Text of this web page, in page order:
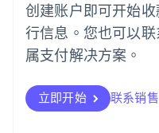
创建账户即可开始
行信息。您也可以
属支付解决方案。
立即开始 联系销售
日本
日本語English
瑞典
SvenskaEnglish
Deutsch FrançaisItaliano
塞浦路斯